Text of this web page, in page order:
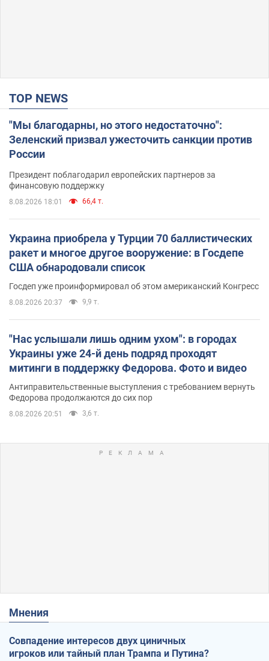
TOP NEWS
"Мы благодарны, но этого недостаточно":
Зеленский призвал ужесточить санкции против
России
Президент поблагодарил европейских партнеров за
финансовую поддержку
8.08.2026 18:01 66,4 т.
Украина приобрела у Турции 70 баллистических
ракет и многое другое вооружение: в Госдепе
США обнародовали список
Госдеп уже проинформировал об этом американский Конгресс
8.08.2026 20:37 9,9 т.
"Нас услышали лишь одним ухом": в городах
Украины уже 24-й день подряд проходят
митинги в поддержку Федорова. Фото и видео
Антиправительственные выступления с требованием вернуть
Федорова продолжаются до сих пор
8.08.2026 20:51 3,6 т.
Мнения
Совпадение интересов двух циничных
игроков или тайный план Трампа и Путина?